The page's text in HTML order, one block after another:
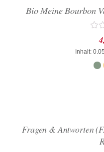
Bio Meine Bourbon
mit
0
von
5
Inhalt:
Fragen & Antworten